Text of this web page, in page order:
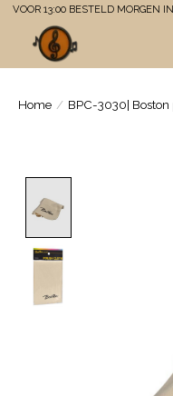
VOOR 13:00 BESTELD MORGEN
Home / BPC-3030| Boston